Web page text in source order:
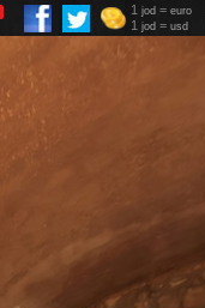
1 jod = euro
1 jod = usd